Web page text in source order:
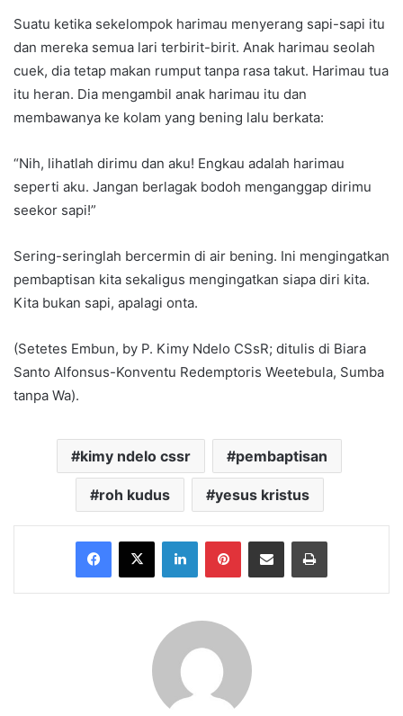
Suatu ketika sekelompok harimau menyerang sapi-sapi itu
dan mereka semua lari terbirit-birit. Anak harimau seolah
cuek, dia tetap makan rumput tanpa rasa takut. Harimau tua
itu heran. Dia mengambil anak harimau itu dan
membawanya ke kolam yang bening lalu berkata:
“Nih, lihatlah dirimu dan aku! Engkau adalah harimau
seperti aku. Jangan berlagak bodoh menganggap dirimu
seekor sapi!”
Sering-seringlah bercermin di air bening. Ini mengingatkan
pembaptisan kita sekaligus mengingatkan siapa diri kita.
Kita bukan sapi, apalagi onta.
(Setetes Embun, by P. Kimy Ndelo CSsR; ditulis di Biara
Santo Alfonsus-Konventu Redemptoris Weetebula, Sumba
tanpa Wa).
kimy ndelo cssr pembaptisan
roh kudus yesus kristus
Facebook
X LinkedInPinterestShare via Email Print